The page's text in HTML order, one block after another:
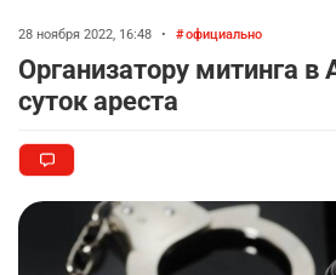
28 ноября 2022, 16:48 • официально
Организатору митинга в
суток ареста